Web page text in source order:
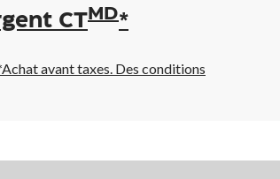
CT MD*
avant taxes. Des conditions